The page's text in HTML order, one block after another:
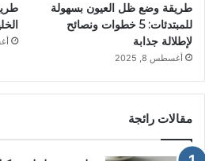
طريقة وضع ظل العيون بسهولة
للمبتدئات: 5 خطوات ونصائح
لإطلالة جذابة
أغسطس 8, 2025
مقالات رائجة